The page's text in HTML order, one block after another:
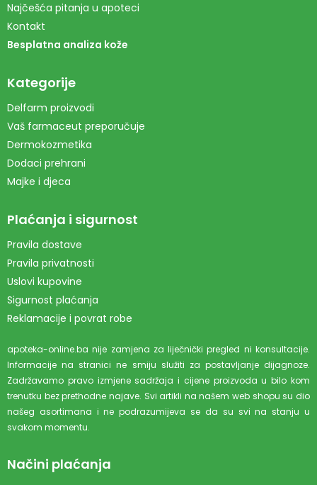
Najčešća pitanja u apoteci
Kontakt
Besplatna analiza kože
Kategorije
Delfarm proizvodi
Vaš farmaceut preporučuje
Dermokozmetika
Dodaci prehrani
Majke i djeca
Plaćanja i sigurnost
Pravila dostave
Pravila privatnosti
Uslovi kupovine
Sigurnost plaćanja
Reklamacije i povrat robe
apoteka-online.ba nije zamjena za liječnički pregled ni konsultacije.
Informacije na stranici ne smiju služiti za postavljanje dijagnoze.
Zadržavamo pravo izmjene sadržaja i cijene proizvoda u bilo kom
trenutku bez prethodne najave. Svi artikli na našem web shopu su dio
našeg asortimana i ne podrazumijeva se da su svi na stanju u
svakom momentu.
Načini plaćanja